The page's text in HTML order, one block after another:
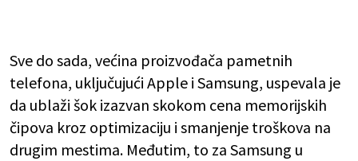
Sve do sada, većina proizvođača pametnih
telefona, uključujući Apple i Samsung, uspevala je
da ublaži šok izazvan skokom cena memorijskih
čipova kroz optimizaciju i smanjenje troškova na
drugim mestima. Međutim, to za Samsung u